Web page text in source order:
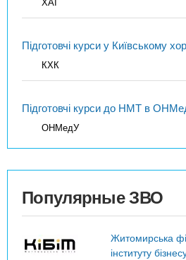
Підготовчі курси у Київському
КХК
Підготовчі курси до НМТ в
ОНМедУ
Популярные ЗВО
Житомирська
інституту